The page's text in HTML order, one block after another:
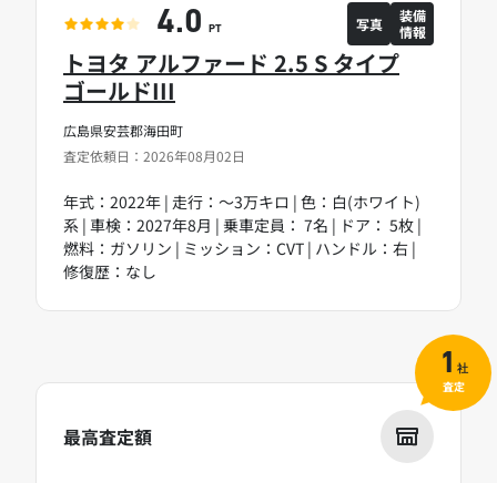
広島県安芸郡海田町
査定依頼日：2026年08月02日
トヨタ アルファード 2.5 S タイプ
ゴールドIII
年式：2022年 | 走行：～3万キロ | 色：白(ホワイト)
系 | 車検：2027年8月 | 乗車定員： 7名 | ドア： 5枚 |
燃料：ガソリン | ミッション：CVT | ハンドル：右 |
修復歴：なし
4.0 PT 写真
装備
情報
最高査定額
1 社
査定